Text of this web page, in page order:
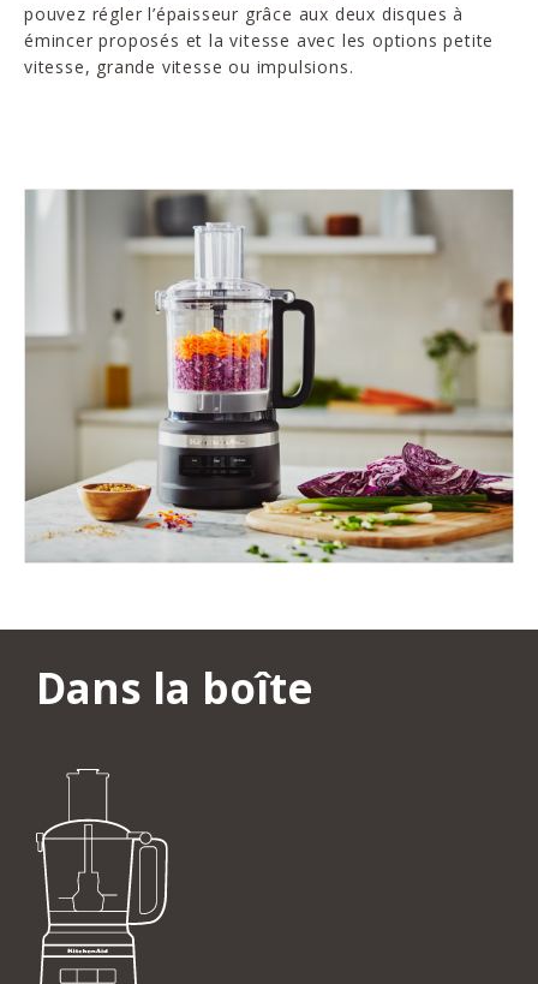
pouvez régler l’épaisseur grâce aux deux disques à
émincer proposés et la vitesse avec les options petite
vitesse, grande vitesse ou impulsions.
Dans la boîte